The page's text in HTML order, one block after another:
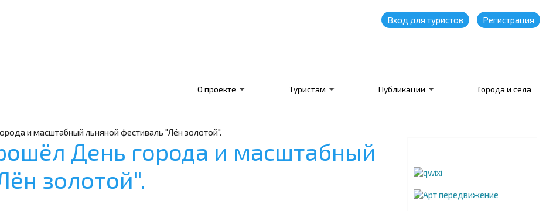
Вход для туристов Регистрация
О проекте Туристам Публикации Города и села
и масштабный льняной фестиваль "Лён золотой".
День города и масштабный
золотой".